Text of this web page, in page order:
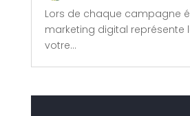
Lors de chaque campagne
marketing digital représente
votre...